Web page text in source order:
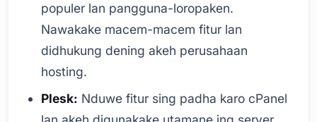
populer lan pangguna-loropaken.
Nawakake macem-macem fitur lan
didhukung dening akeh perusahaan
hosting.
Plesk: Nduwe fitur sing padha karo cPanel